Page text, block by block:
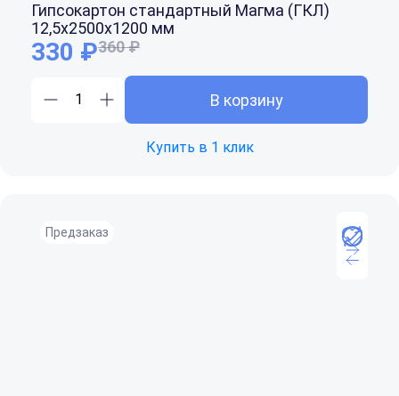
Гипсокартон стандартный Магма (ГКЛ)
12,5x2500x1200 мм
330 ₽360 ₽
В корзину
Купить в 1 клик
Предзаказ